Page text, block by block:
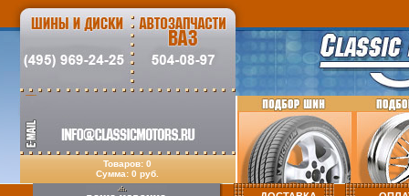
Товаров: 0
Сумма: 0 руб.